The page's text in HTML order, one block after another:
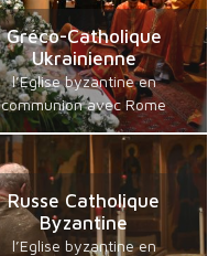
Gréco-Catholique
Ukrainienne
l’Eglise byzantine en
communion avec Rome
Russe Catholique
Byzantine
l’Eglise byzantine en